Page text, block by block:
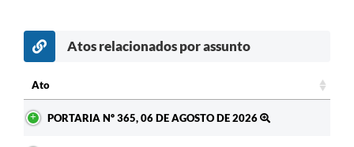
Atos relacionados por assunto
Ato
PORTARIA Nº 365, 06 DE AGOSTO DE 2026